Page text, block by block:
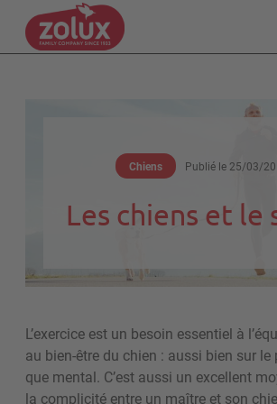
Chiens Publié le 25/03/
Les chiens et le
L’exercice est un besoin essentiel à
au bien-être du chien : aussi bien sur
que mental. C’est aussi un excellent
la complicité entre un maître et son